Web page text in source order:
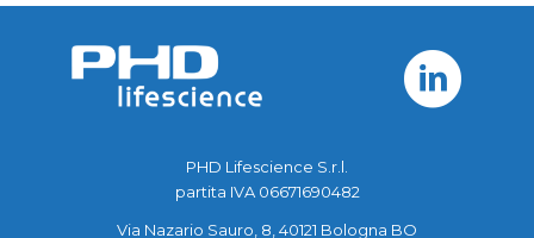
PHD Lifescience S.r.l.
partita IVA 06671690482
Via Nazario Sauro, 8, 40121 Bologna BO